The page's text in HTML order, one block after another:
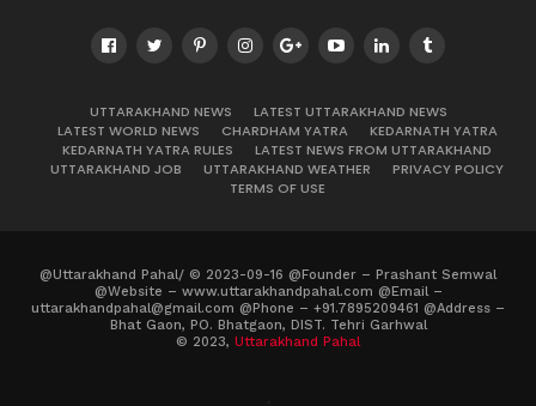
UTTARAKHAND NEWS
LATEST UTTARAKHAND NEWS
LATEST WORLD NEWS
CHARDHAM YATRA
KEDARNATH YATRA
KEDARNATH YATRA RULES
LATEST NEWS FROM UTTARAKHAND
UTTARAKHAND JOB
UTTARAKHAND WEATHER
PRIVACY POLICY
TERMS OF USE
@Uttarakhand Pahal/ © 2023-09-16 @Founder – Prashant Semwal
@Website – www.uttarakhandpahal.com @Email –
uttarakhandpahal@gmail.com @Phone – +91.7895209461 @Address –
Bhat Gaon, PO. Bhatgaon, DIST. Tehri Garhwal
© 2023, Uttarakhand Pahal